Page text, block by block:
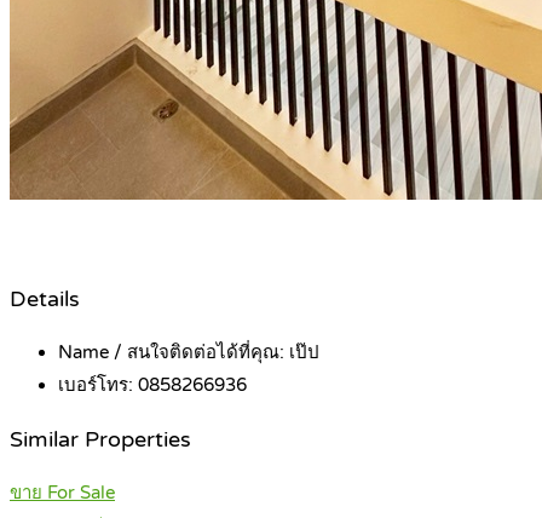
Details
Name / สนใจติดต่อได้ที่คุณ: เป๊ป
เบอร์โทร: 0858266936
Similar Properties
ขาย For Sale